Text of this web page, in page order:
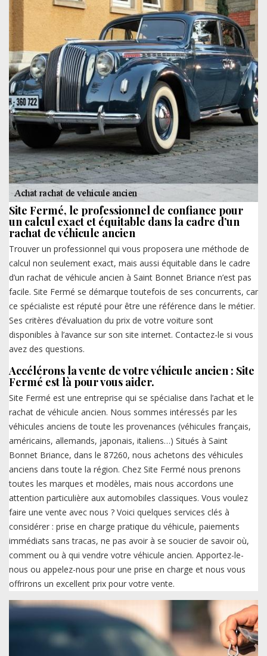
Site Fermé, le professionnel de confiance pour
un calcul exact et équitable dans la cadre d’un
rachat de véhicule ancien
Trouver un professionnel qui vous proposera une méthode de
calcul non seulement exact, mais aussi équitable dans le cadre
d’un rachat de véhicule ancien à Saint Bonnet Briance n’est pas
facile. Site Fermé se démarque toutefois de ses concurrents, car
ce spécialiste est réputé pour être une référence dans le métier.
Ses critères d’évaluation du prix de votre voiture sont
disponibles à l’avance sur son site internet. Contactez-le si vous
avez des questions.
Accélérons la vente de votre véhicule ancien : Site
Fermé est là pour vous aider.
Site Fermé est une entreprise qui se spécialise dans l’achat et le
rachat de véhicule ancien. Nous sommes intéressés par les
véhicules anciens de toute les provenances (véhicules français,
américains, allemands, japonais, italiens…) Situés à Saint
Bonnet Briance, dans le 87260, nous achetons des véhicules
anciens dans toute la région. Chez Site Fermé nous prenons
toutes les marques et modèles, mais nous accordons une
attention particulière aux automobiles classiques. Vous voulez
faire une vente avec nous ? Voici quelques services clés à
considérer : prise en charge pratique du véhicule, paiements
immédiats sans tracas, ne pas avoir à se soucier de savoir où,
comment ou à qui vendre votre véhicule ancien. Apportez-le-
nous ou appelez-nous pour une prise en charge et nous vous
offrirons un excellent prix pour votre vente.